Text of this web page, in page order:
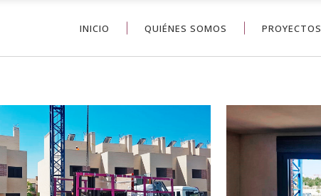
INICIO QUIÉNES SOMOS PROYECTOS